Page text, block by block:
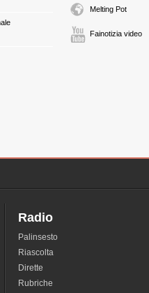
Melting Pot
Fainotizia video
Radio
Palinsesto
Riascolta
Dirette
Rubriche